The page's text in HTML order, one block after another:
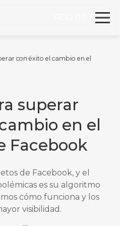
digital y desarrollo
con éxito el cambio en el
superar
en el
Facebook
de Facebook, y el
es su algoritmo
cómo funciona y los
visibilidad.